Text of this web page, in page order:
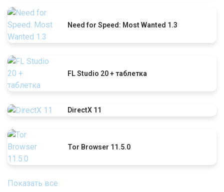
Need for Speed: Most Wanted 1.3
FL Studio 20 + таблетка
DirectX 11
Tor Browser 11.5.0
Показать все